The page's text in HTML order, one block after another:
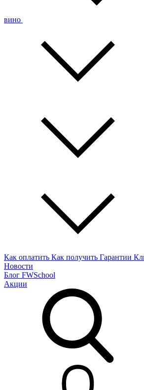
вино
Как оплатить Как получить Гарантии
Новости
Блог FWSchool
Акции